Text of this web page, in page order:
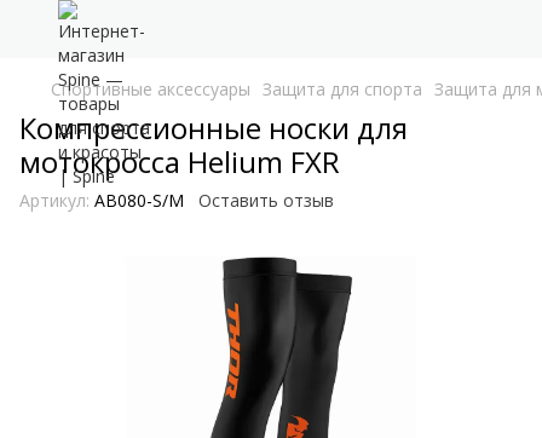
Спортивные аксессуары Защита для спорта Защита для
Компрессионные носки для
мотокросса Helium FXR
Артикул: AB080-S/M Оставить отзыв